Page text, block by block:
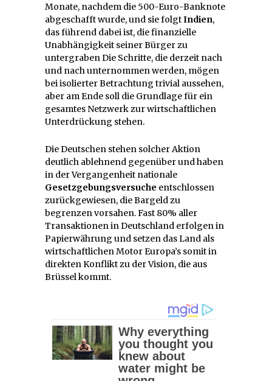
Monate, nachdem die 500-Euro-Banknote
abgeschafft wurde, und sie folgtIndien,
das führend dabei ist, die finanzielle
Unabhängigkeit seiner Bürger zu
untergraben Die Schritte, die derzeit nach
und nach unternommen werden, mögen
bei isolierter Betrachtung trivial aussehen,
aber am Ende soll die Grundlage für ein
gesamtes Netzwerk zur wirtschaftlichen
Unterdrückung stehen.
Die Deutschen stehen solcher Aktion
deutlich ablehnend gegenüber und haben
in der Vergangenheit nationale
Gesetzgebungsversuche entschlossen
zurückgewiesen, die Bargeld zu
begrenzen vorsahen. Fast 80% aller
Transaktionen in Deutschland erfolgen in
Papierwährung und setzen das Land als
wirtschaftlichen Motor Europa’s somit in
direkten Konflikt zu der Vision, die aus
Brüssel kommt.